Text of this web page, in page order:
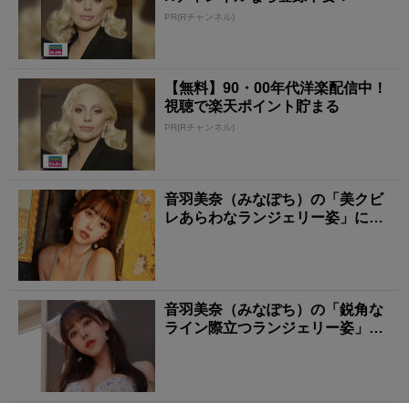
PR(Rチャンネル)
【無料】90・00年代洋楽配信中！
視聴で楽天ポイント貯まる
PR(Rチャンネル)
音羽美奈（みなぽち）の「美クビ
レあらわなランジェリー姿」にも
音羽美奈（みなぽち）の「鋭角な
ライン際立つランジェリー姿」に